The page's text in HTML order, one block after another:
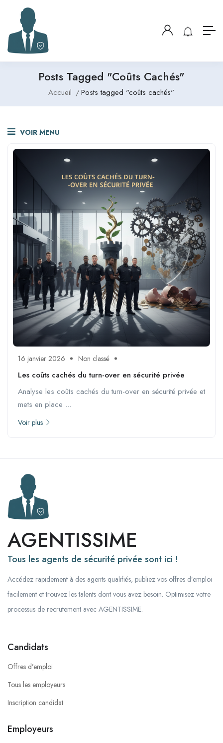
Posts Tagged "coûts Cachés"
Accueil Posts tagged "coûts cachés"
VOIR MENU
16 janvier 2026 Non classé
Les coûts cachés du turn-over en sécurité privée
Analyse les coûts cachés du turn-over en sécurité privée et
mets en place ...
Voir plus
AGENTISSIME
Tous les agents de sécurité privée sont ici !
Accédez rapidement à des agents qualifiés, publiez vos offres d’emploi
facilement et trouvez les talents dont vous avez besoin. Optimisez votre
processus de recrutement avec AGENTISSIME.
Candidats
Offres d’emploi
Tous les employeurs
Inscription candidat
Employeurs